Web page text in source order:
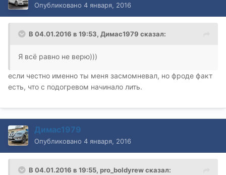
Опубликовано 4 января, 2016
В 04.01.2016 в 19:53, Димас1979 сказал:
Я всё равно не верю)))
если честно именно ты меня засмомневал, но фроде факт
есть, что с подогревом начинало лить.
Димас1979
Опубликовано 4 января, 2016
В 04.01.2016 в 19:55, pro_boldyrew сказал: